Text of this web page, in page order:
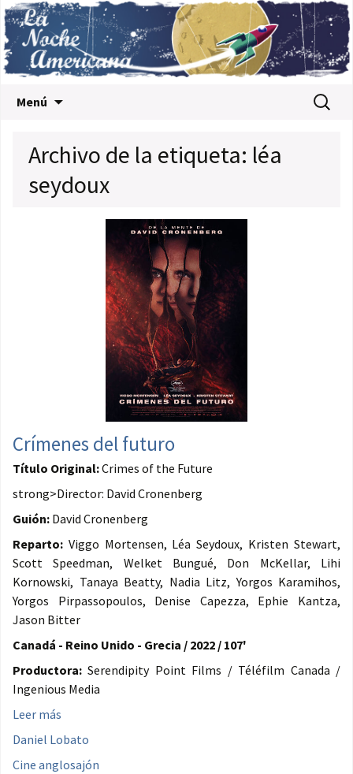
Menú Buscar:
Archivo de la etiqueta: léa
seydoux
Crímenes del futuro
Título Original:Crimes of the Future
strong>Director: David Cronenberg
Guión: David Cronenberg
Reparto: Viggo Mortensen, Léa Seydoux, Kristen Stewart,
Scott Speedman, Welket Bungué, Don McKellar, Lihi
Kornowski, Tanaya Beatty, Nadia Litz, Yorgos Karamihos,
Yorgos Pirpassopoulos, Denise Capezza, Ephie Kantza,
Jason Bitter
Canadá - Reino Unido - Grecia / 2022 / 107'
Productora: Serendipity Point Films / Téléfilm Canada /
Ingenious Media
Leer más
Daniel Lobato
Cine anglosajón